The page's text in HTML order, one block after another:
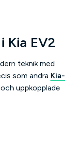
Kia EV2
teknik med
som andra Kia-
uppkopplade